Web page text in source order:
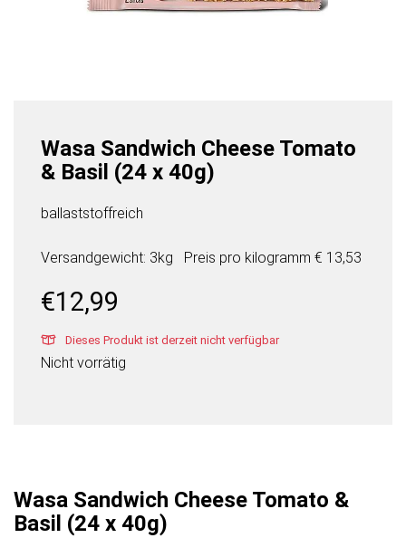
Wasa Sandwich Cheese Tomato
& Basil (24 x 40g)
ballaststoffreich
Versandgewicht: 3kg Preis pro kilogramm € 13,53
€12,99
Dieses Produkt ist derzeit nicht verfügbar
Nicht vorrätig
Wasa Sandwich Cheese Tomato &
Basil (24 x 40g)